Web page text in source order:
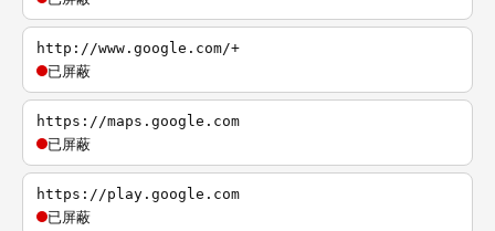
http://www.google.com/+
已屏蔽
https://maps.google.com
已屏蔽
https://play.google.com
已屏蔽